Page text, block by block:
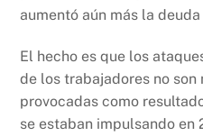
aumentó aún más la
El hecho es que los
de los trabajadores no son
provocadas como
se estaban impulsando en